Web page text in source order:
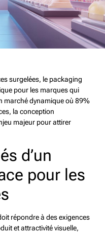
surgelées, le packaging
pour les marques qui
marché dynamique où 89%
la conception
majeur pour attirer
d’un
pour les
répondre à des exigences
et attractivité visuelle,